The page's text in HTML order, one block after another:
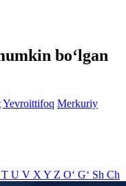
bo‘lgan
Yevroittifoq Merkuriy
T U V X Y Z O‘ G‘ Sh Ch